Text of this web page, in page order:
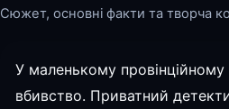
Сюжет, основні факти та творча
У маленькому провінційному
вбивство. Приватний